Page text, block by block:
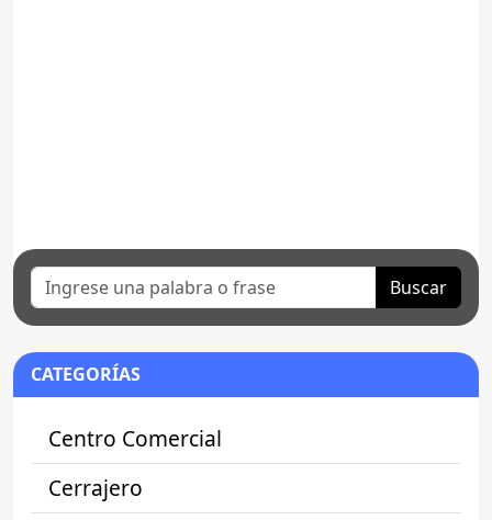
Buscar
CATEGORÍAS
Centro Comercial
Cerrajero